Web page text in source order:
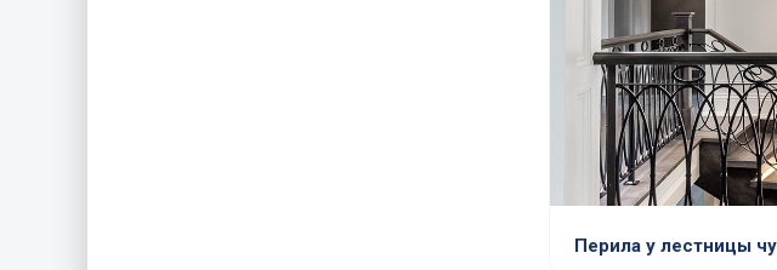
Перила у лестницы